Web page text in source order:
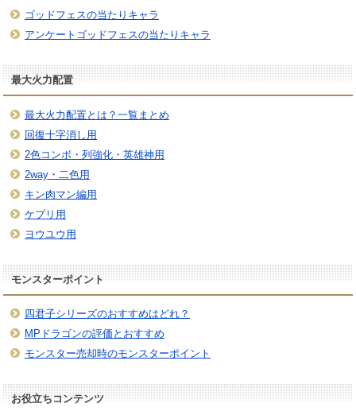
ゴッドフェスの当たりキャラ
アンケートゴッドフェスの当たりキャラ
最大火力配置
最大火力配置とは？一覧まとめ
回復十字消し用
2色コンボ・列強化・英雄神用
2way・二色用
キン肉マン編用
ケプリ用
ヨウユウ用
モンスターポイント
四君子シリーズのおすすめはどれ？
MPドラゴンの評価とおすすめ
モンスター売却時のモンスターポイント
お役立ちコンテンツ